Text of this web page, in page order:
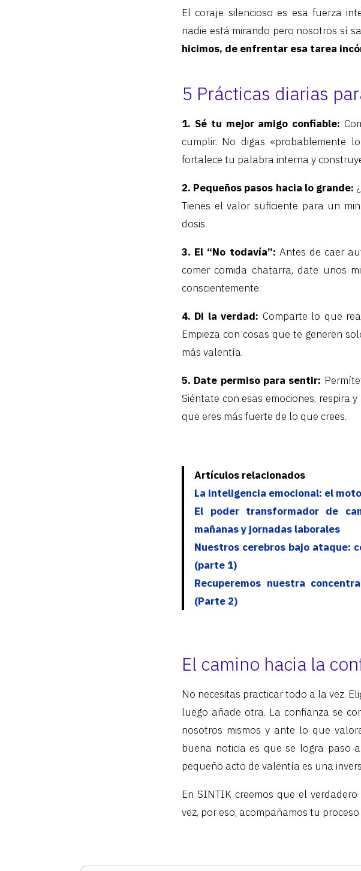
El coraje silencioso es esa fuerza
nadie está mirando pero nosotros sí
hicimos, de enfrentar esa tarea
5 Prácticas diarias
1. Sé tu mejor amigo confiable:
cumplir. No digas «probablemente
fortalece tu palabra interna y
2. Pequeños pasos hacia lo grande:
Tienes el valor suficiente para un
dosis.
3. El “No todavía”: Antes de caer
comer comida chatarra, date unos
conscientemente.
4. Di la verdad: Comparte lo que
Empieza con cosas que te generen
más valentía.
5. Date permiso para sentir:
Siéntate con esas emociones, respira
que eres más fuerte de lo que crees.
Artículos relacionados
La inteligencia emocional: el
El poder transformador de
mañanas y jornadas laborales
Nuestros cerebros bajo ataque:
(parte 1)
Recuperemos nuestra
(Parte 2)
El camino hacia la
No necesitas practicar todo a la vez.
luego añade otra. La confianza se
nosotros mismos y ante lo que
buena noticia es que se logra paso
pequeño acto de valentía es una
En SINTIK creemos que el
vez, por eso, acompañamos tu